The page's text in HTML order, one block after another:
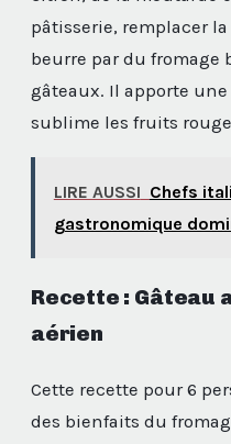
pâtisserie, remplacer
beurre par du fromage
gâteaux. Il apporte
sublime les fruits
LIRE AUSSI Chefs
gastronomique
Recette : Gâteau
aérien
Cette recette pour 6
des bienfaits du